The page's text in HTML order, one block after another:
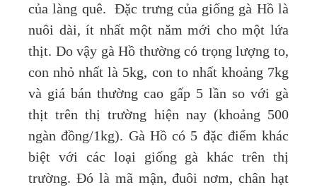
của làng quê. Đặc trưng của giống gà Hồ là
nuôi dài, ít nhất một năm mới cho một lứa
thịt. Do vậy gà Hồ thường có trọng lượng to,
con nhỏ nhất là 5kg, con to nhất khoảng 7kg
và giá bán thường cao gấp 5 lần so với gà
thịt trên thị trường hiện nay (khoảng 500
ngàn đồng/1kg). Gà Hồ có 5 đặc điểm khác
biệt với các loại giống gà khác trên thị
trường. Đó là mã mận, đuôi nơm, chân hạt